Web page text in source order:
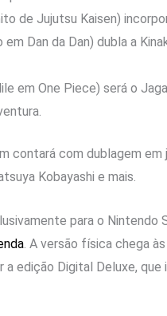
de Jujutsu Kaisen)
Dan da Dan) dubla a
em One Piece) será o
contará com dublagem em
Kobayashi e mais.
para o
. A versão física chega
a edição Digital Deluxe,